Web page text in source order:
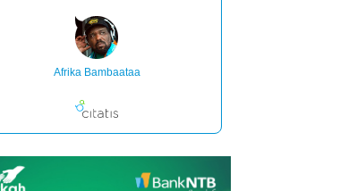
Afrika Bambaataa